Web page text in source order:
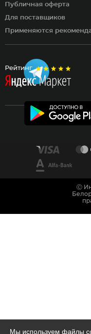
Рейтинг
Публичная оферта
Для поставщиков
Применяются
Мы используем файлы
Ⓒ